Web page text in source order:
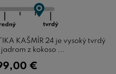
KAŠMÍR 24 je vysoký tvrdý
z kokoso ...
€